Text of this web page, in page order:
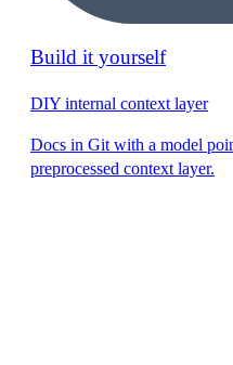
Build it yourself
DIY internal context layer